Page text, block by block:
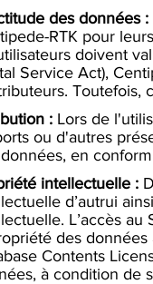
des données :
RTK pour
doivent
Service Act),
Toutefois,
: Lors de
ou d'autres
en
intellectuelle :
d’autrui
L’accès
des
Contents
à condition de